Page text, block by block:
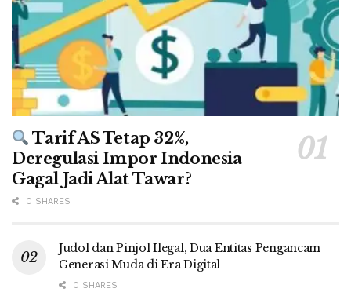
Tarif AS Tetap 32%,
Deregulasi Impor Indonesia
Gagal Jadi Alat Tawar?
0 SHARES
Judol dan Pinjol Ilegal, Dua Entitas Pengancam
Generasi Muda di Era Digital
0 SHARES